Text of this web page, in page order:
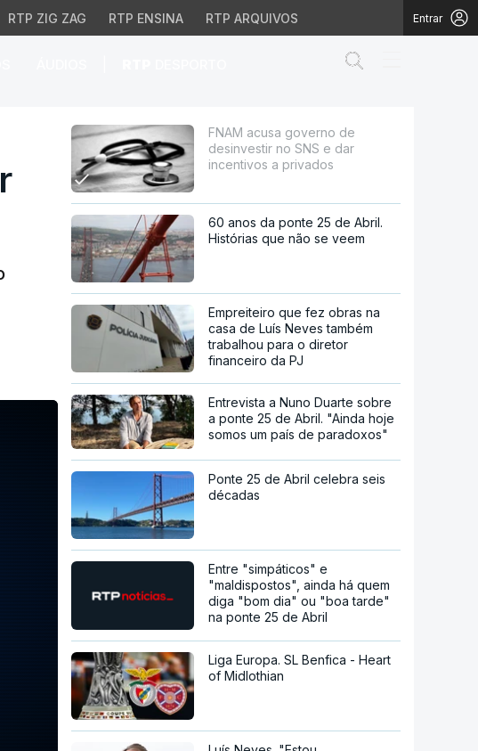
RTP ZIG ZAG RTP ENSINA RTP ARQUIVOS Entrar
SNS e dar incentivos a
FNAM acusa governo de
desinvestir no SNS e dar
incentivos a privados
60 anos da ponte 25 de Abril.
Histórias que não se veem
Empreiteiro que fez obras na
casa de Luís Neves também
trabalhou para o diretor
financeiro da PJ
Entrevista a Nuno Duarte sobre
a ponte 25 de Abril. "Ainda hoje
somos um país de paradoxos"
Ponte 25 de Abril celebra seis
décadas
Entre "simpáticos" e
"maldispostos", ainda há quem
diga "bom dia" ou "boa tarde"
na ponte 25 de Abril
Liga Europa. SL Benfica - Heart
of Midlothian